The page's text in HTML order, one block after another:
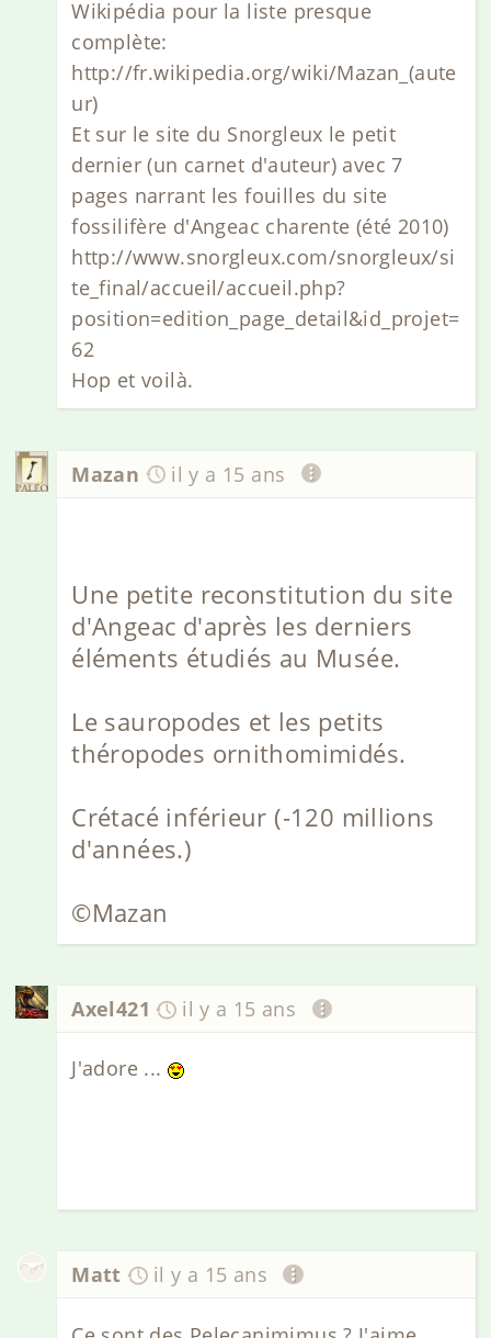
Wikipédia pour la liste presque
complète:
http://fr.wikipedia.org/wiki/Mazan_(aute
ur)
Et sur le site du Snorgleux le petit
dernier (un carnet d'auteur) avec 7
pages narrant les fouilles du site
fossilifère d'Angeac charente (été 2010)
http://www.snorgleux.com/snorgleux/si
te_final/accueil/accueil.php?
position=edition_page_detail&id_projet=
62
Hop et voilà.
Mazan il y a 15 ans
Une petite reconstitution du site
d'Angeac d'après les derniers
éléments étudiés au Musée.
Le sauropodes et les petits
théropodes ornithomimidés.
Crétacé inférieur (-120 millions
d'années.)
©Mazan
Axel421 il y a 15 ans
J'adore ...
Matt il y a 15 ans